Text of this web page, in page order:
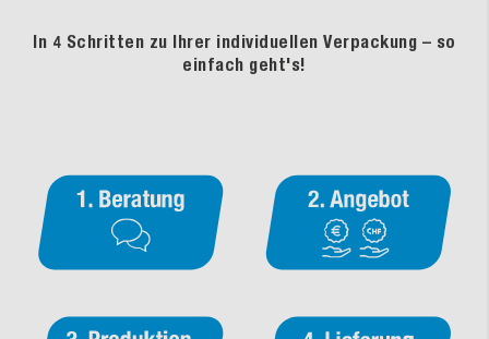
In 4 Schritten zu Ihrer individuellen Verpackung – so
einfach geht's!